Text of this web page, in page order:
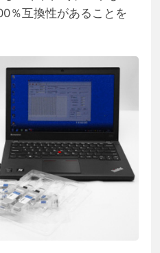
％互換性があることを